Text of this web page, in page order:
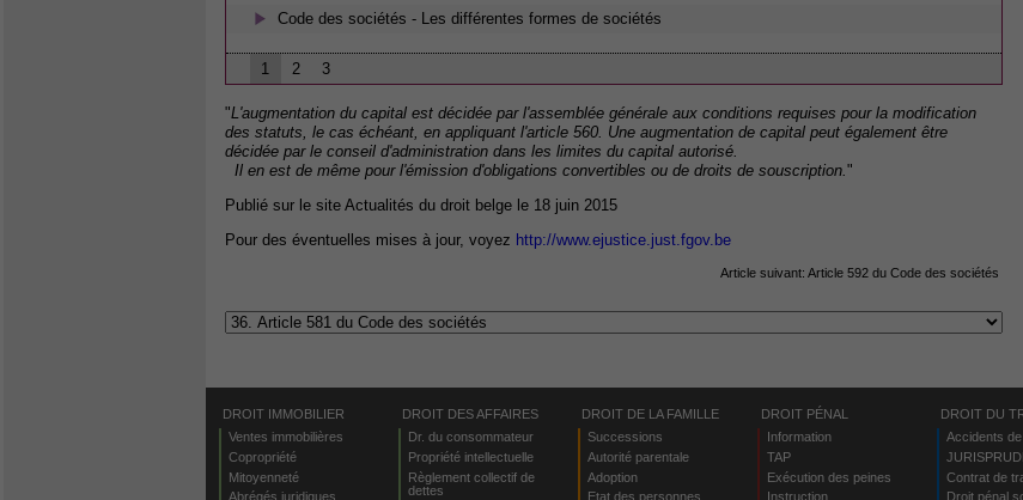
Code des sociétés - Les différentes formes de sociétés
1 2 3
"L'augmentation du capital est décidée par l'assemblée générale aux conditions requises pour la modification
des statuts, le cas échéant, en appliquant l'article 560. Une augmentation de capital peut également être
décidée par le conseil d'administration dans les limites du capital autorisé.
Il en est de même pour l'émission d'obligations convertibles ou de droits de souscription."
Publié sur le site Actualités du droit belge le 18 juin 2015
Pour des éventuelles mises à jour, voyez http://www.ejustice.just.fgov.be
Article suivant: Article 592 du Code des sociétés
DROIT IMMOBILIER
Ventes immobilières
Copropriété
Mitoyenneté
Abrégés juridiques
DROIT DES AFFAIRES
Dr. du consommateur
Propriété intellectuelle
Règlement collectif de
dettes
DROIT DE LA FAMILLE
Successions
Autorité parentale
Adoption
Etat des personnes
DROIT PÉNAL
Information
TAP
Exécution des peines
Instruction
DROIT DU
Accidents de
Contrat de
Droit pénal